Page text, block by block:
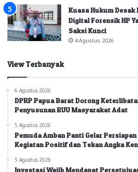
Kuasa Hukum
Digital Forensik HP
Saksi Kunci
4 Agustus 2026
View Terbanyak
6 Agustus 2026
DPRP Papua Barat Dorong
Penyusunan RUU Masyarakat Adat
5 Agustus 2026
Pemuda Amban Panti Gelar Persiapan
Kegiatan Positif dan Tekan Angka
5 Agustus 2026
Investasi Wajib Mendapat